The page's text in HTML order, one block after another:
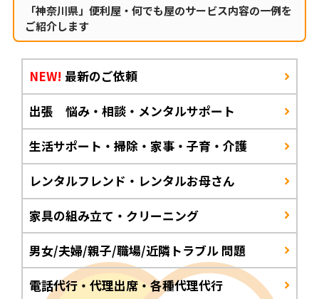
「神奈川県」便利屋・何でも屋のサービス内容の一例を
ご紹介します
NEW! 最新のご依頼
出張 悩み・相談・メンタルサポート
生活サポート・掃除・家事・子育・介護
レンタルフレンド・レンタルお母さん
家具の組み立て・クリーニング
男女/夫婦/親子/職場/近隣トラブル 問題
電話代行・代理出席・各種代理代行